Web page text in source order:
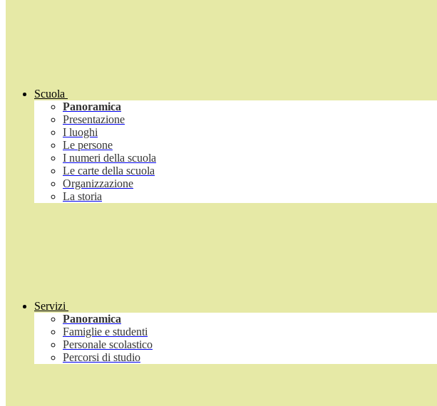
Scuola
Panoramica
Presentazione
I luoghi
Le persone
I numeri della scuola
Le carte della scuola
Organizzazione
La storia
Servizi
Panoramica
Famiglie e studenti
Personale scolastico
Percorsi di studio